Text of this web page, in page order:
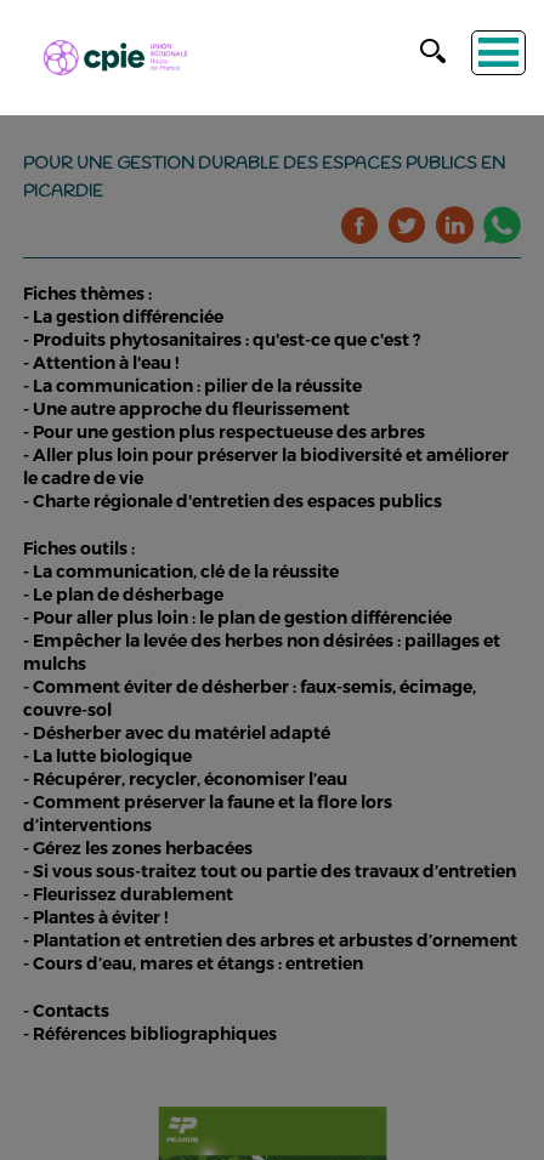
POUR UNE GESTION DURABLE DES ESPACES PUBLICS EN
PICARDIE
Fiches thèmes :
- La gestion différenciée
- Produits phytosanitaires : qu'est-ce que c'est ?
- Attention à l'eau !
- La communication : pilier de la réussite
- Une autre approche du fleurissement
- Pour une gestion plus respectueuse des arbres
- Aller plus loin pour préserver la biodiversité et améliorer
le cadre de vie
- Charte régionale d'entretien des espaces publics
Fiches outils :
- La communication, clé de la réussite
- Le plan de désherbage
- Pour aller plus loin : le plan de gestion différenciée
- Empêcher la levée des herbes non désirées : paillages et
mulchs
- Comment éviter de désherber : faux-semis, écimage,
couvre-sol
- Désherber avec du matériel adapté
- La lutte biologique
- Récupérer, recycler, économiser l’eau
- Comment préserver la faune et la flore lors
d’interventions
- Gérez les zones herbacées
- Si vous sous-traitez tout ou partie des travaux d’entretien
- Fleurissez durablement
- Plantes à éviter !
- Plantation et entretien des arbres et arbustes d’ornement
- Cours d’eau, mares et étangs : entretien
- Contacts
- Références bibliographiques